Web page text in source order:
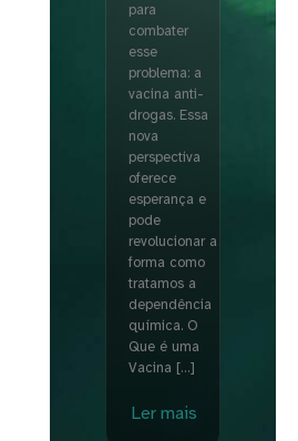
para
combater
esse
problema: a
vacina anti-
drogas. Essa
nova
perspectiva
oferece
esperança e
pode
revolucionar a
forma como
tratamos a
dependência
química. O
Que é uma
Vacina […]
Ler mais